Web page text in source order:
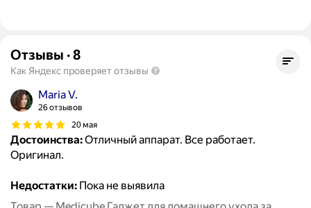
Отзывы ·8
Как Яндекс проверяет отзывы
Maria V.
26 отзывов
20 мая
Достоинства:Отличный аппарат. Все работает.
Оригинал.
Недостатки: Пока не выявила